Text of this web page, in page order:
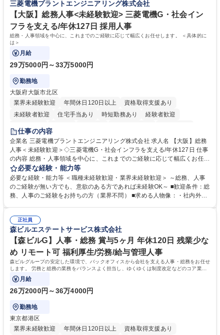
相談室】お客様のお声をもとにより良い商品づくりへ貢献
う会社として、お客様との出会いを大切にし、磨き上げたホスピタリティ
を込めてコミュニケーションをとりながら広報関連業務を行っておりま
す。 学歴・資格 学歴：大学院 大学 高専 短大 専修学校 高校 語学力： 資
格：
三菱電機プラントエンジニアリング株式会社
【大阪】総務人事<未経験歓迎> 三菱電機G・社会イン
フラを支える/年休127日 採用人事
総務・人事領域を中心に、これまでのご経験に応じて幅広くお任せします。 ＜具体的に
は＞
月給
29万5000円～33万5000円
勤務地
大阪府大阪市北区
業界未経験歓迎
年間休日120日以上
資格取得支援あり
未経験者歓迎
住宅手当あり 時短勤務あり
経験者歓迎
退職金あり
駅近5分以内
土日祝休み 服装自由 寮・社宅あり 食事補助あり
仕事の内容
企業名 三菱電機プラントエンジニアリング株式会社 求人名 【大阪】総務
人事＜未経験歓迎＞◇三菱電機G・社会インフラを支える/年休127日 仕事
の内容 総務・人事領域を中心に、これまでのご経験に応じて幅広くお任せ
します。 ＜具体的には＞ ・総務/人事労務（給与・社保・勤怠管理など）
・採用・教育研修 ・福利厚生運用 など ※基本的には事務所勤務ですが、
採用や教育等の業務内容により、関西圏以外への日帰り・宿泊を伴う国内
出張もございます。 ※担当業務を持ちつつ、お互いに助け合いながら、総
必要な経験・能力等
必要な経験・能力等 ＜職種未経験歓迎・業界未経験歓迎＞ ～総務、人事
のご経験が無い方でも、意欲のある方であれば未経験OK～ ■歓迎条件：総
務、人事のご経験をお持ちの方（業界不問） ■求める人物像：・社内外の
正社員
森ビルエステートサービス株式会社
【森ビルG】人事・総務 賞与5ヶ月 年休120日 残業少な
め リモート可 福利厚生/労務/給与管理人事
森ビルグループの安定した環境で、バックオフィスから会社を支える人事・総務をお任せ
します。 労務と総務の業務をバランスよく担当し、ゆくゆくは制度改定などのコア業務
にも挑戦できる、やりがいある環境です。
月給
26万2000円～36万4000円
勤務地
東京都港区
業界未経験歓迎
年間休日120日以上 資格取得支援あり